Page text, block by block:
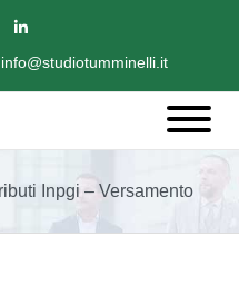
info@studiotumminelli.it
Inpgi – Versamento